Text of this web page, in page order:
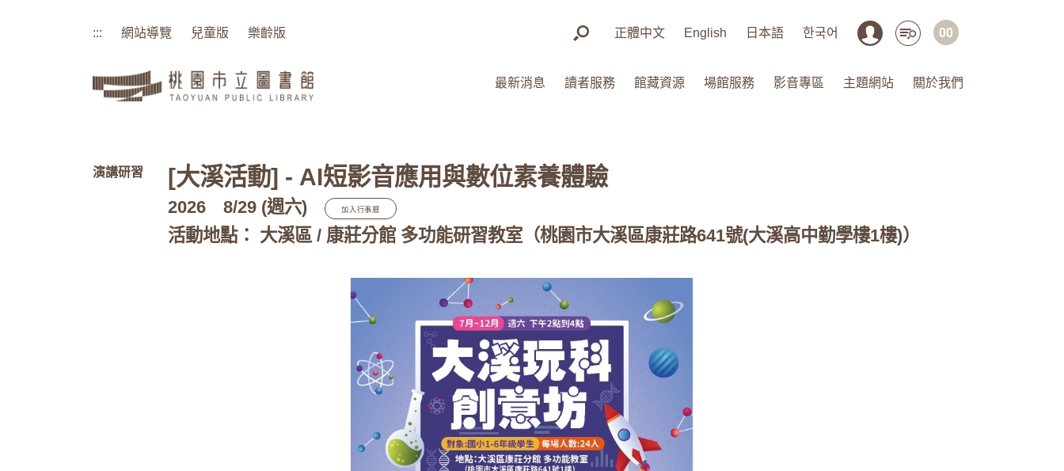
::: 網站導覽 兒童版 樂齡版 正體中文 English 日本語 한국어 00
最新消息 讀者服務 館藏資源 場館服務 影音專區 主題網站 關於我們
演講研習 [大溪活動] - AI短影音應用與數位素養體驗
2026 8/29 (週六) 加入行事曆
活動地點： 大溪區 / 康莊分館 多功能研習教室（桃園市大溪區康莊路641號(大溪高中勤學樓1樓)）